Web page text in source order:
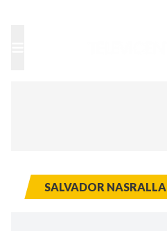
SALVADOR NASRALLA